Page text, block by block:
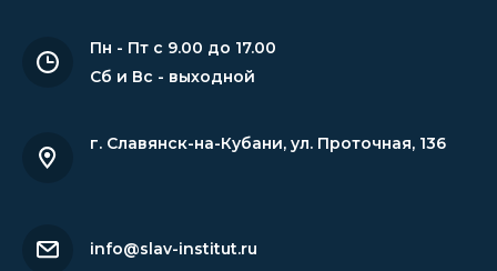
Пн - Пт с 9.00 до 17.00
Сб и Вс - выходной
г. Славянск-на-Кубани, ул. Проточная, 136
info@slav-institut.ru